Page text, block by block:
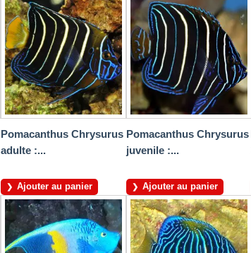
Pomacanthus Chrysurus
adulte :...
Ajouter au panier
Pomacanthus Chrysurus
juvenile :...
Ajouter au panier